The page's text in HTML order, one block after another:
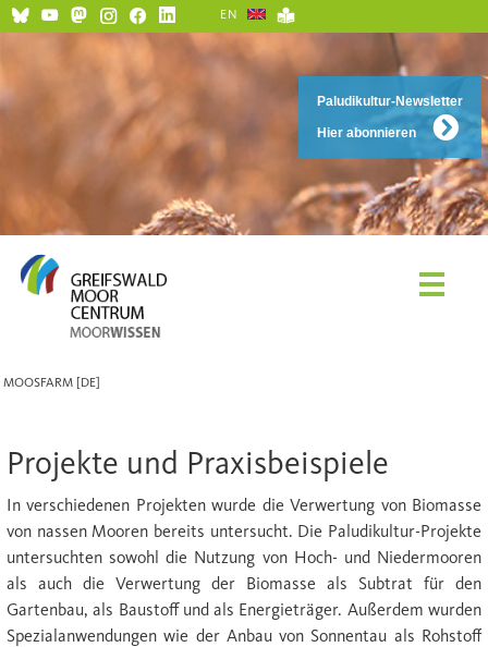
Paludikultur-Newsletter
Hier abonnieren
EN
MOOSFARM [DE]
Projekte und Praxisbeispiele
In verschiedenen Projekten wurde die Verwertung von Biomasse
von nassen Mooren bereits untersucht. Die Paludikultur-Projekte
untersuchten sowohl die Nutzung von Hoch- und Niedermooren
als auch die Verwertung der Biomasse als Subtrat für den
Gartenbau, als Baustoff und als Energieträger. Außerdem wurden
Spezialanwendungen wie der Anbau von Sonnentau als Rohstoff